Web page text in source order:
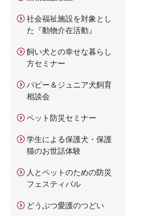
社会福祉施設を対象とし
た『動物介在活動』
飼い犬との幸せな暮らし
方セミナー
パピー＆ジュニア犬飼育
相談会
ペット防災セミナー
学生による保護犬・保護
猫のお世話体験
人とペットのための防災
フェスティバル
どうぶつ愛護のつどい